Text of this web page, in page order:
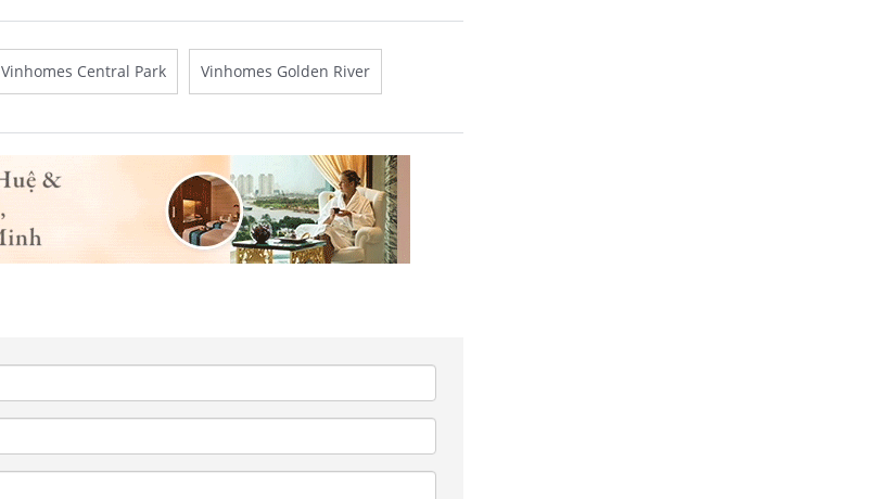
Vinhomes Central Park Vinhomes Golden River